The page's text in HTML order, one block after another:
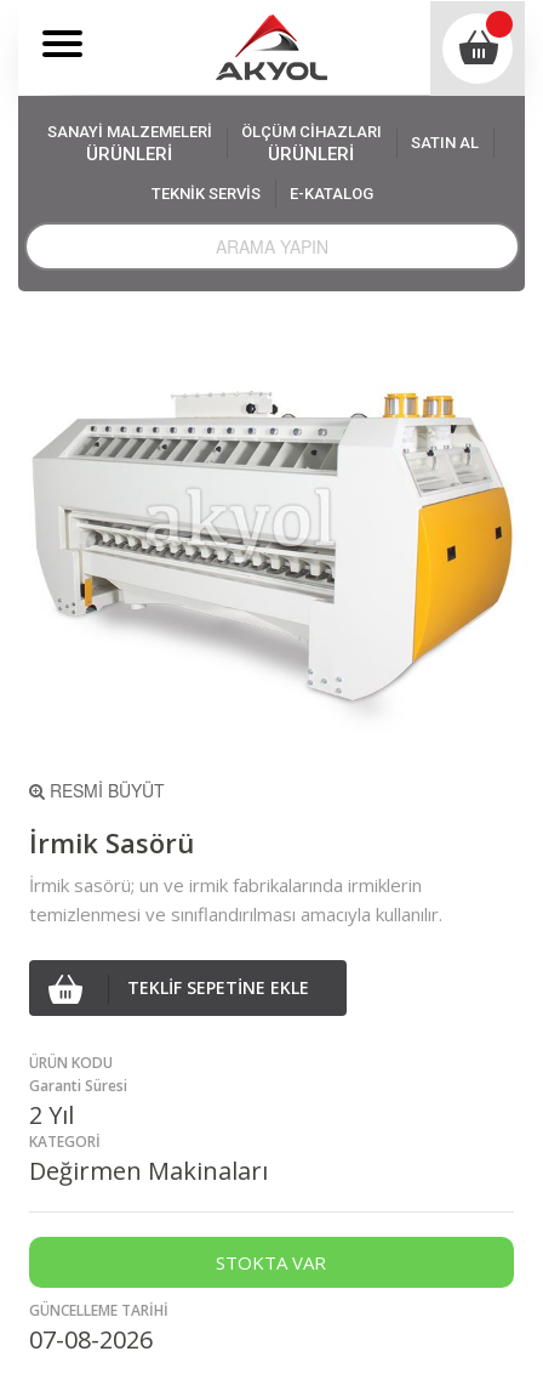
SANAYİ MALZEMELERİ
ÜRÜNLERİ
ÖLÇÜM CİHAZLARI
ÜRÜNLERİ
SATIN AL
TEKNİK SERVİS E-KATALOG
Akyol Sanayi Malzemeleri
Değirmen Makinaları
RESMİ BÜYÜT
İrmik Sasörü
İrmik sasörü; un ve irmik fabrikalarında irmiklerin
temizlenmesi ve sınıflandırılması amacıyla kullanılır.
TEKLİF SEPETİNE EKLE
ÜRÜN KODU
Garanti Süresi
2 Yıl
KATEGORİ
Değirmen Makinaları
STOKTA VAR
GÜNCELLEME TARİHİ
07-08-2026